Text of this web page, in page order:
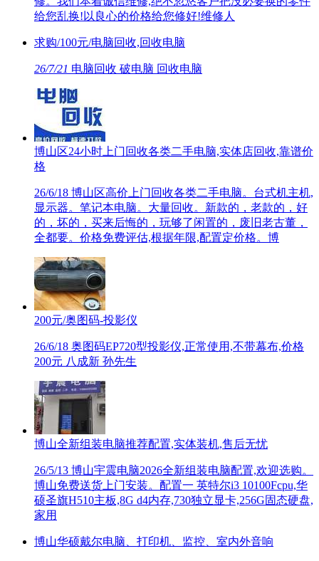
给您乱换!以良心的价格给您修好!维修人
求购/100元/电脑回收,回收电脑
26/7/21 电脑回收 破电脑 回收电脑
博山区24小时上门回收各类二手电脑,实体店回收,靠谱价
格
26/6/18 博山区高价上门回收各类二手电脑。台式机主机,
显示器。笔记本电脑。大量回收。新款的，老款的，好
的，坏的，买来后悔的，玩够了闲置的，废旧老古董，
全都要。价格免费评估,根据年限,配置定价格。博
200元/奥图码-投影仪
26/6/18 奥图码EP720型投影仪,正常使用,不带幕布,价格
200元 八成新 孙先生
博山全新组装电脑推荐配置,实体装机,售后无忧
26/5/13 博山宇震电脑2026全新组装电脑配置,欢迎选购。
博山免费送货上门安装。配置一 英特尔i3 10100Fcpu,华
硕圣旗H510主板,8G d4内存,730独立显卡,256G固态硬盘,
家用
博山华硕戴尔电脑、打印机、监控、室内外音响